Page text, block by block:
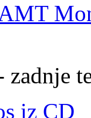
zadnje
iz CD